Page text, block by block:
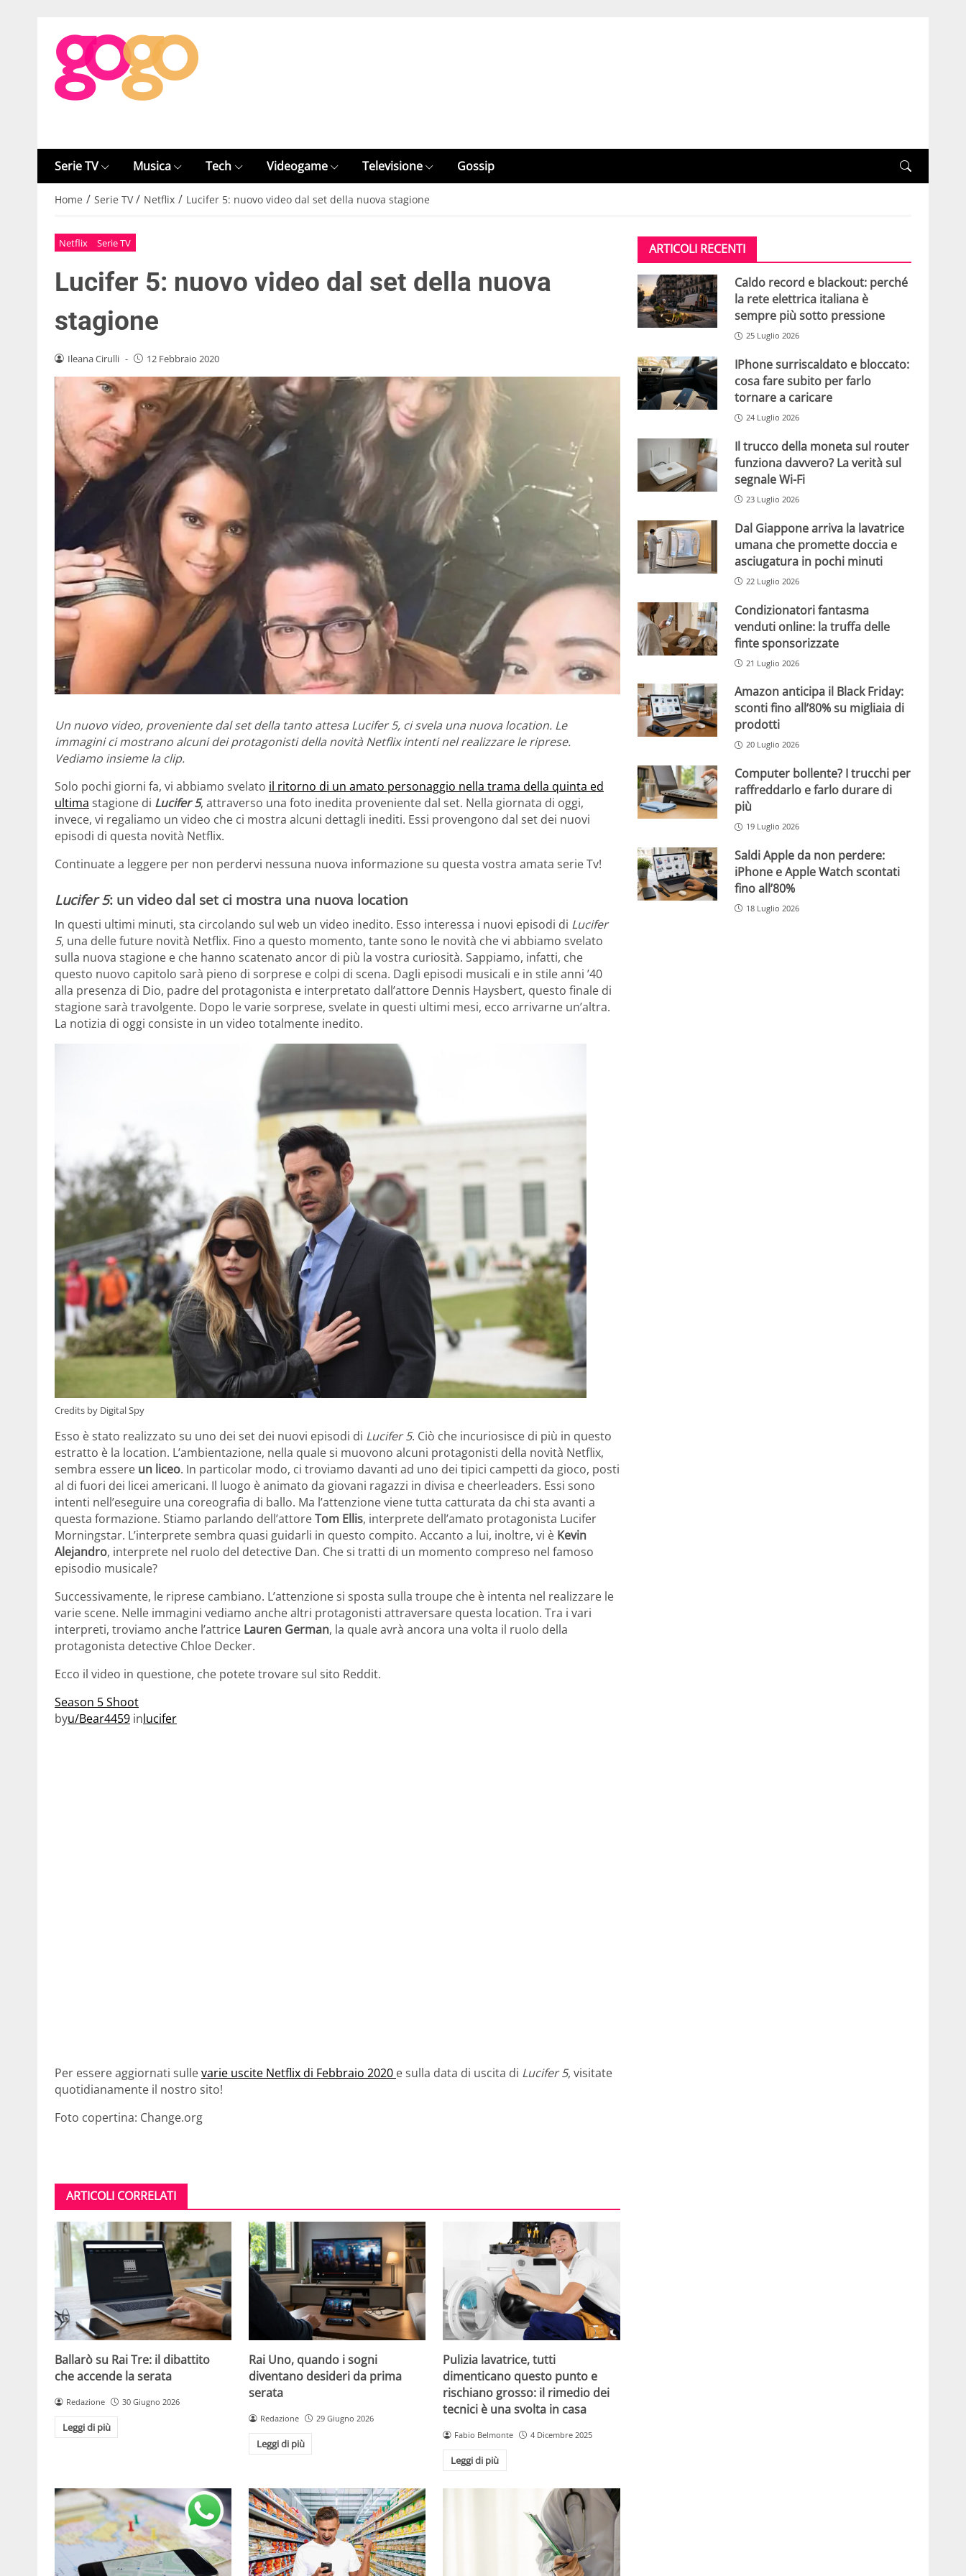
Serie TV Musica Tech Videogame Televisione Gossip
Home / Serie TV / Netflix / Lucifer 5: nuovo video dal set della nuova stagione
Netflix Serie TV
Lucifer 5: nuovo video dal set della nuova
stagione
Ileana Cirulli - 12 Febbraio 2020
Un nuovo video, proveniente dal set della tanto attesa Lucifer 5, ci svela una nuova location. Le
immagini ci mostrano alcuni dei protagonisti della novità Netflix intenti nel realizzare le riprese.
Vediamo insieme la clip.
Solo pochi giorni fa, vi abbiamo svelato il ritorno di un amato personaggio nella trama della quinta ed
ultima stagione di Lucifer 5, attraverso una foto inedita proveniente dal set. Nella giornata di oggi,
invece, vi regaliamo un video che ci mostra alcuni dettagli inediti. Essi provengono dal set dei nuovi
episodi di questa novità Netflix.
Continuate a leggere per non perdervi nessuna nuova informazione su questa vostra amata serie Tv!
Lucifer 5: un video dal set ci mostra una nuova location
In questi ultimi minuti, sta circolando sul web un video inedito. Esso interessa i nuovi episodi di Lucifer
5, una delle future novità Netflix. Fino a questo momento, tante sono le novità che vi abbiamo svelato
sulla nuova stagione e che hanno scatenato ancor di più la vostra curiosità. Sappiamo, infatti, che
questo nuovo capitolo sarà pieno di sorprese e colpi di scena. Dagli episodi musicali e in stile anni ’40
alla presenza di Dio, padre del protagonista e interpretato dall’attore Dennis Haysbert, questo finale di
stagione sarà travolgente. Dopo le varie sorprese, svelate in questi ultimi mesi, ecco arrivarne un’altra.
La notizia di oggi consiste in un video totalmente inedito.
Credits by Digital Spy
Esso è stato realizzato su uno dei set dei nuovi episodi di Lucifer 5. Ciò che incuriosisce di più in questo
estratto è la location. L’ambientazione, nella quale si muovono alcuni protagonisti della novità Netflix,
sembra essere un liceo. In particolar modo, ci troviamo davanti ad uno dei tipici campetti da gioco, posti
al di fuori dei licei americani. Il luogo è animato da giovani ragazzi in divisa e cheerleaders. Essi sono
intenti nell’eseguire una coreografia di ballo. Ma l’attenzione viene tutta catturata da chi sta avanti a
questa formazione. Stiamo parlando dell’attoreTom Ellis, interprete dell’amato protagonista Lucifer
Morningstar. L’interprete sembra quasi guidarli in questo compito. Accanto a lui, inoltre, vi è Kevin
Alejandro, interprete nel ruolo del detective Dan. Che si tratti di un momento compreso nel famoso
episodio musicale?
Successivamente, le riprese cambiano. L’attenzione si sposta sulla troupe che è intenta nel realizzare le
varie scene. Nelle immagini vediamo anche altri protagonisti attraversare questa location. Tra i vari
interpreti, troviamo anche l’attrice Lauren German, la quale avrà ancora una volta il ruolo della
protagonista detective Chloe Decker.
Ecco il video in questione, che potete trovare sul sito Reddit.
Season 5 Shoot
byu/Bear4459 inlucifer
Per essere aggiornati sullevarie uscite Netflix di Febbraio 2020 e sulla data di uscita di Lucifer 5, visitate
quotidianamente il nostro sito!
Foto copertina: Change.org
ARTICOLI CORRELATI
Ballarò su Rai Tre: il dibattito
che accende la serata
Redazione 30 Giugno 2026
Leggi di più
Rai Uno, quando i sogni
diventano desideri da prima
serata
Redazione 29 Giugno 2026
Leggi di più
Pulizia lavatrice, tutti
dimenticano questo punto e
rischiano grosso: il rimedio dei
tecnici è una svolta in casa
Fabio Belmonte 4 Dicembre 2025
Leggi di più
ARTICOLI RECENTI
Caldo record e blackout: perché
la rete elettrica italiana è
sempre più sotto pressione
25 Luglio 2026
IPhone surriscaldato e bloccato:
cosa fare subito per farlo
tornare a caricare
24 Luglio 2026
Il trucco della moneta sul router
funziona davvero? La verità sul
segnale Wi-Fi
23 Luglio 2026
Dal Giappone arriva la lavatrice
umana che promette doccia e
asciugatura in pochi minuti
22 Luglio 2026
Condizionatori fantasma
venduti online: la truffa delle
finte sponsorizzate
21 Luglio 2026
Amazon anticipa il Black Friday:
sconti fino all’80% su migliaia di
prodotti
20 Luglio 2026
Computer bollente? I trucchi per
raffreddarlo e farlo durare di
più
19 Luglio 2026
Saldi Apple da non perdere:
iPhone e Apple Watch scontati
fino all’80%
18 Luglio 2026